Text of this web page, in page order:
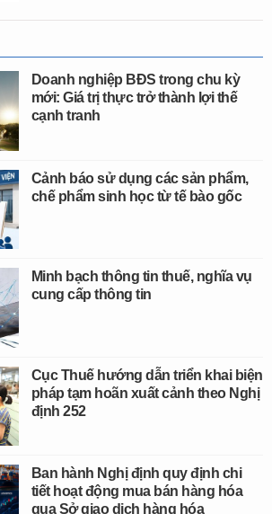
Doanh nghiệp BĐS trong chu kỳ
mới: Giá trị thực trở thành lợi thế
cạnh tranh
Cảnh báo sử dụng các sản phẩm,
chế phẩm sinh học từ tế bào gốc
Minh bạch thông tin thuế, nghĩa vụ
cung cấp thông tin
Cục Thuế hướng dẫn triển khai biện
pháp tạm hoãn xuất cảnh theo Nghị
định 252
Ban hành Nghị định quy định chi
tiết hoạt động mua bán hàng hóa
qua Sở giao dịch hàng hóa